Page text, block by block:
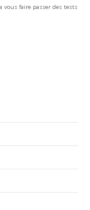
vous faire passer des tests